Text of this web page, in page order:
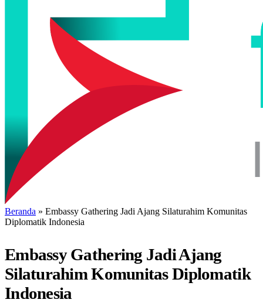
Beranda » Embassy Gathering Jadi Ajang Silaturahim Komunitas
Diplomatik Indonesia
Embassy Gathering Jadi Ajang
Silaturahim Komunitas Diplomatik
Indonesia